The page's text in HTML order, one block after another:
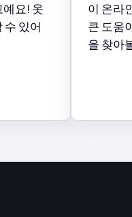
요! 옷
수 있어
이 온라
큰 도움
을 찾아